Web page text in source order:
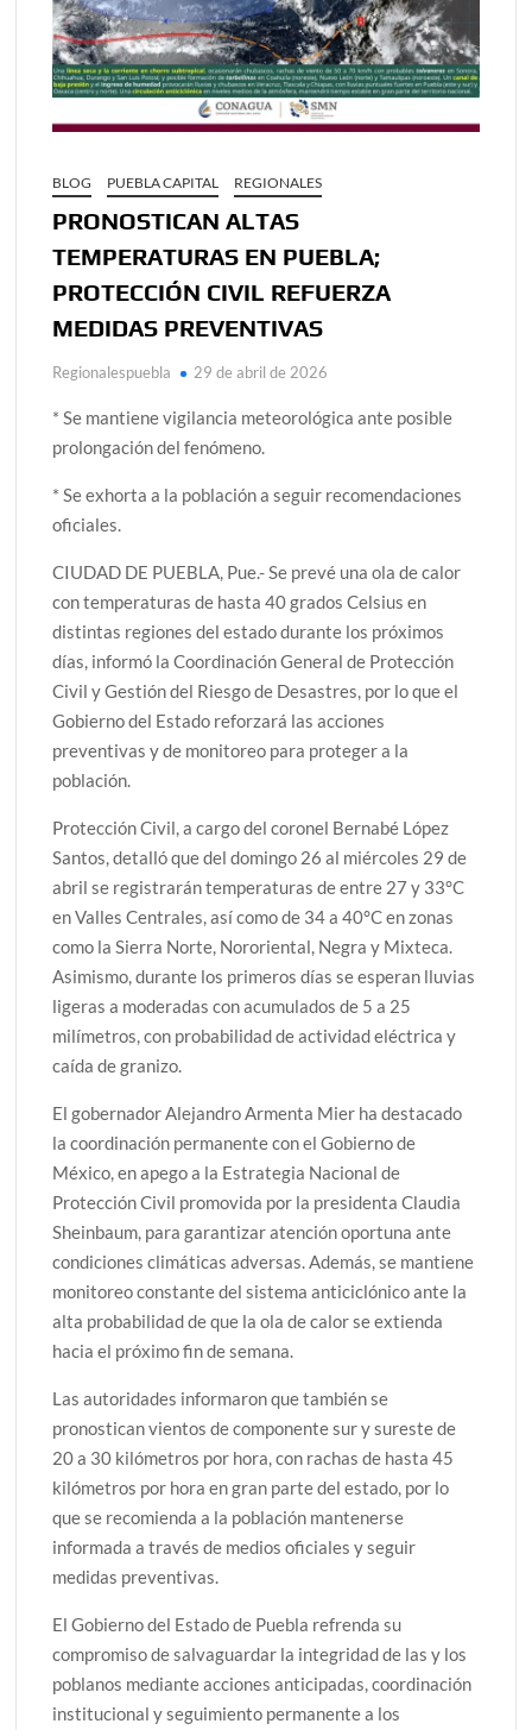
BLOG PUEBLA CAPITAL REGIONALES
PRONOSTICAN ALTAS
TEMPERATURAS EN PUEBLA;
PROTECCIÓN CIVIL REFUERZA
MEDIDAS PREVENTIVAS
Regionalespuebla 29 de abril de 2026
* Se mantiene vigilancia meteorológica ante posible
prolongación del fenómeno.
* Se exhorta a la población a seguir recomendaciones
oficiales.
CIUDAD DE PUEBLA, Pue.- Se prevé una ola de calor
con temperaturas de hasta 40 grados Celsius en
distintas regiones del estado durante los próximos
días, informó la Coordinación General de Protección
Civil y Gestión del Riesgo de Desastres, por lo que el
Gobierno del Estado reforzará las acciones
preventivas y de monitoreo para proteger a la
población.
Protección Civil, a cargo del coronel Bernabé López
Santos, detalló que del domingo 26 al miércoles 29 de
abril se registrarán temperaturas de entre 27 y 33°C
en Valles Centrales, así como de 34 a 40°C en zonas
como la Sierra Norte, Nororiental, Negra y Mixteca.
Asimismo, durante los primeros días se esperan lluvias
ligeras a moderadas con acumulados de 5 a 25
milímetros, con probabilidad de actividad eléctrica y
caída de granizo.
El gobernador Alejandro Armenta Mier ha destacado
la coordinación permanente con el Gobierno de
México, en apego a la Estrategia Nacional de
Protección Civil promovida por la presidenta Claudia
Sheinbaum, para garantizar atención oportuna ante
condiciones climáticas adversas. Además, se mantiene
monitoreo constante del sistema anticiclónico ante la
alta probabilidad de que la ola de calor se extienda
hacia el próximo fin de semana.
Las autoridades informaron que también se
pronostican vientos de componente sur y sureste de
20 a 30 kilómetros por hora, con rachas de hasta 45
kilómetros por hora en gran parte del estado, por lo
que se recomienda a la población mantenerse
informada a través de medios oficiales y seguir
medidas preventivas.
El Gobierno del Estado de Puebla refrenda su
compromiso de salvaguardar la integridad de las y los
poblanos mediante acciones anticipadas, coordinación
institucional y seguimiento permanente a los